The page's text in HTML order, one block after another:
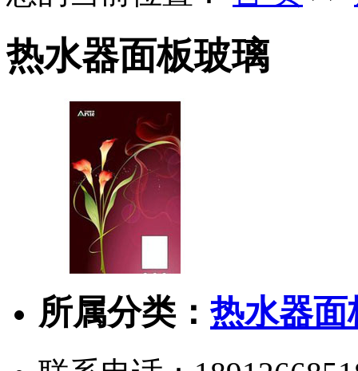
热水器面板玻璃
所属分类： 热水器面